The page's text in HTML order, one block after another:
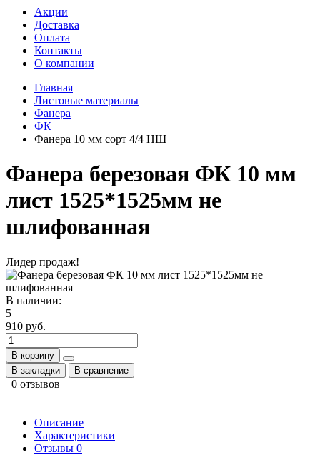
Акции
Доставка
Оплата
Контакты
О компании
Главная
Листовые материалы
Фанера
ФК
Фанера 10 мм сорт 4/4 НШ
Фанера березовая ФК 10 мм
лист 1525*1525мм не
шлифованная
Лидер продаж!
В наличии:
5
910 руб.
В корзину
В закладки
В сравнение
0 отзывов
Описание
Характеристики
Отзывы 0